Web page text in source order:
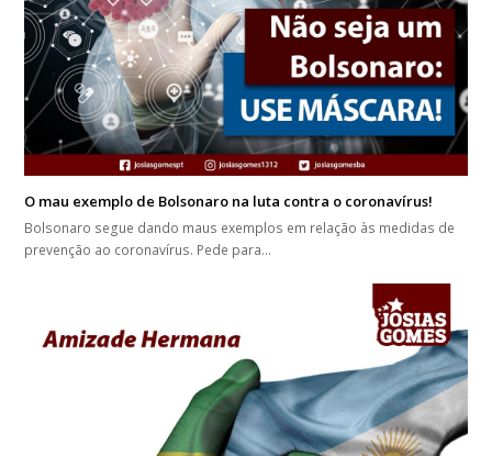
O mau exemplo de Bolsonaro na luta contra o coronavírus!
Bolsonaro segue dando maus exemplos em relação às medidas de
prevenção ao coronavírus. Pede para…